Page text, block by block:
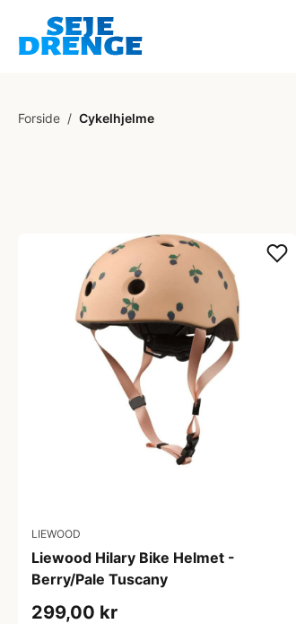
Forside / Cykelhjelme
LIEWOOD
Liewood Hilary Bike Helmet -
Berry/Pale Tuscany
299,00 kr